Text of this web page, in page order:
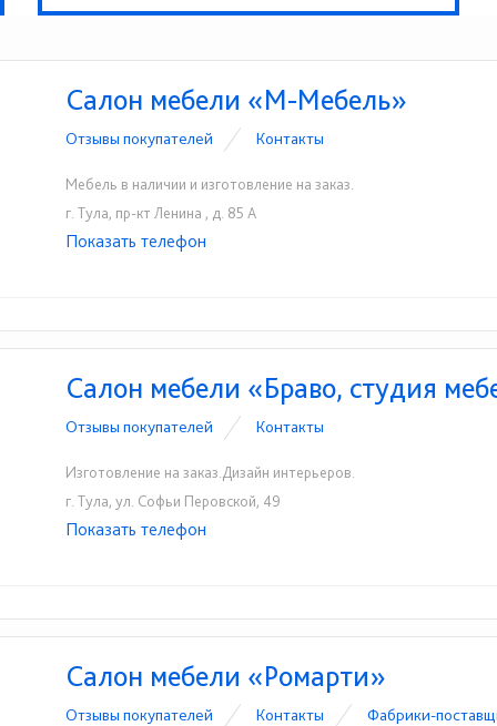
Салон мебели «М-Мебель»
Отзывы покупателей Контакты
Мебель в наличии и изготовление на заказ.
г. Тула, пр-кт Ленина , д. 85 А
☎+7-910-552-58-33
Показать телефон
Салон мебели «Браво, студия
Отзывы покупателей Контакты
Изготовление на заказ.Дизайн интерьеров.
г. Тула, ул. Софьи Перовской, 49
☎+7(4872)31-05-50
Показать телефон
Салон мебели «Ромарти»
Отзывы покупателей Контакты Фабрики-